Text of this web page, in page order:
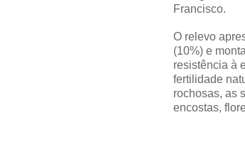
Francisco.
O relevo
(10%) e
resistência à
fertilidade
rochosas, as
encostas,